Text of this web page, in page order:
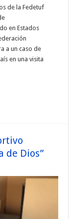
de la Fedetuf
en Estados
a un caso de
en una visita
de Dios”